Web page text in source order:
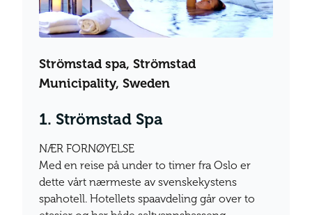
Strömstad spa, Strömstad
Municipality, Sweden
1. Strömstad Spa
NÆR FORNØYELSE
Med en reise på under to timer fra Oslo er
dette vårt nærmeste av svenskekystens
spahotell. Hotellets spaavdeling går over to